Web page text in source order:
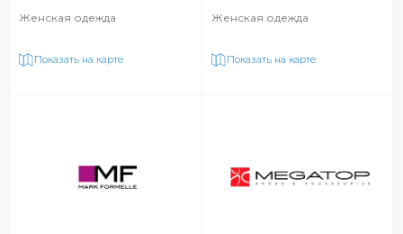
Женская одежда
Показать на карте
Женская одежда
Показать на карте